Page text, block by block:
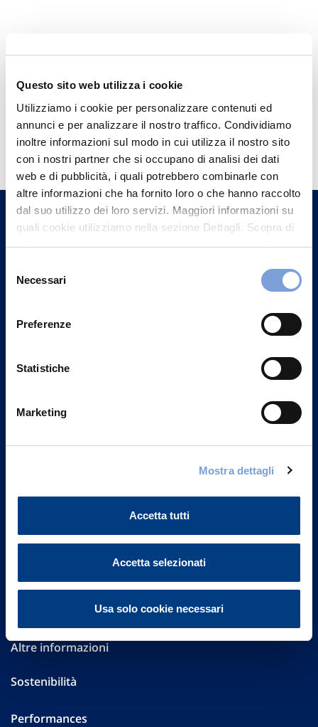
Questo sito web utilizza i cookie
Utilizziamo i cookie per personalizzare contenuti ed
annunci e per analizzare il nostro traffico. Condividiamo
inoltre informazioni sul modo in cui utilizza il nostro sito
con i nostri partner che si occupano di analisi dei dati
web e di pubblicità, i quali potrebbero combinarle con
altre informazioni che ha fornito loro o che hanno raccolto
dal suo utilizzo dei loro servizi. Maggiori informazioni su
quali cookie utilizziamo nella sezione Dettagli. Scopra di
più su chi siamo, come può contattarci e come trattiamo i
può trovare nel footer del sito nella sezione "Informativa
delNecessari
Preferenze
Statistiche
Marketing
Mostra dettagli
Accetta tutti
Accetta selezionati
Usa solo cookie necessari
Hai bisogno di
informazioni?
Trova l'Agenzia più vicina a te e parla con
un nostro Agente.
20149 Milano
FAQ
Governance
Investor Relations
Altre informazioni
Sostenibilità
Performances